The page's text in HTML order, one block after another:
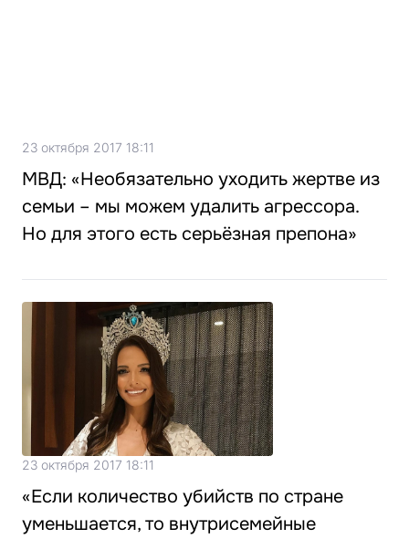
23 октября 2017 18:11
МВД: «Необязательно уходить жертве из
семьи – мы можем удалить агрессора.
Но для этого есть серьёзная препона»
23 октября 2017 18:11
«Если количество убийств по стране
уменьшается, то внутрисемейные